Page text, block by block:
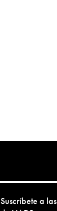
Suscríbete a